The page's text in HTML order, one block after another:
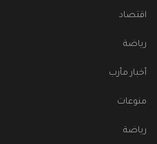
اقتصاد
رياضة
أخبار مأرب
منوعات
رياضة